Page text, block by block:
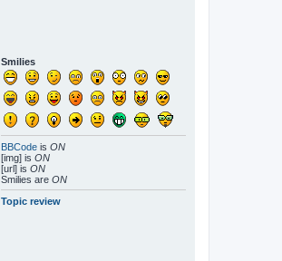
Smilies
BBCode isON
[img] isON
[url] isON
Smilies areON
Topic review